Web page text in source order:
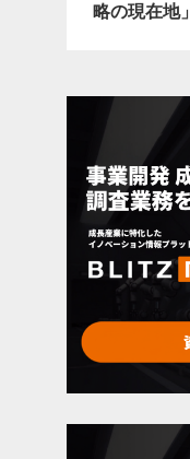
略の現在地」